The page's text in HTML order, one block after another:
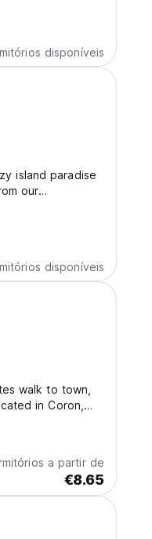
disponíveis
island paradise
our
disponíveis
walk to town,
in Coron,
a partir de
€8.65